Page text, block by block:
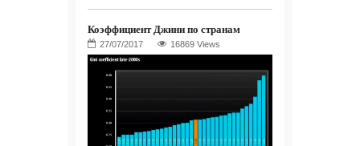
Коэффициент Джини по странам
16869 Views